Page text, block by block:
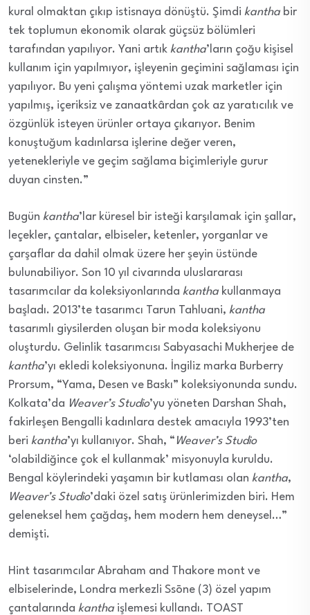
kural olmaktan çıkıp istisnaya dönüştü. Şimdi kantha bir
tek toplumun ekonomik olarak güçsüz bölümleri
tarafından yapılıyor. Yani artık kantha’ların çoğu kişisel
kullanım için yapılmıyor, işleyenin geçimini sağlaması için
yapılıyor. Bu yeni çalışma yöntemi uzak marketler için
yapılmış, içeriksiz ve zanaatkârdan çok az yaratıcılık ve
özgünlük isteyen ürünler ortaya çıkarıyor. Benim
konuştuğum kadınlarsa işlerine değer veren,
yetenekleriyle ve geçim sağlama biçimleriyle gurur
duyan cinsten.”
Bugün kantha’lar küresel bir isteği karşılamak için şallar,
leçekler, çantalar, elbiseler, ketenler, yorganlar ve
çarşaflar da dahil olmak üzere her şeyin üstünde
bulunabiliyor. Son 10 yıl civarında uluslararası
tasarımcılar da koleksiyonlarında kantha kullanmaya
başladı. 2013’te tasarımcı Tarun Tahluani, kantha
tasarımlı giysilerden oluşan bir moda koleksiyonu
oluşturdu. Gelinlik tasarımcısı Sabyasachi Mukherjee de
kantha’yı ekledi koleksiyonuna. İngiliz marka Burberry
Prorsum, “Yama, Desen ve Baskı” koleksiyonunda sundu.
Kolkata’da Weaver’s Studio’yu yöneten Darshan Shah,
fakirleşen Bengalli kadınlara destek amacıyla 1993’ten
beri kantha’yı kullanıyor. Shah, “Weaver’s Studio
‘olabildiğince çok el kullanmak’ misyonuyla kuruldu.
Bengal köylerindeki yaşamın bir kutlaması olan kantha,
Weaver’s Studio’daki özel satış ürünlerimizden biri. Hem
geleneksel hem çağdaş, hem modern hem deneysel…”
demişti.
Hint tasarımcılar Abraham and Thakore mont ve
elbiselerinde, Londra merkezli Ssōne (3) özel yapım
çantalarında kantha işlemesi kullandı. TOAST